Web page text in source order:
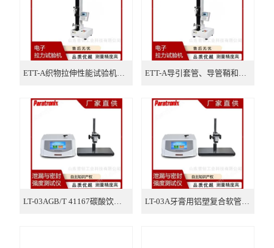
包装检测仪器
纸张纸箱检测仪器
胶黏剂检测仪器
瓶类检测仪器
口罩检测仪器
气相色谱仪
ETT-A织物拉伸性能试验机断裂伸长率测定仪 ETT-A导引套管、导管鞘和扩张器峰值拉力试验机
LT-03AGB/T 41167碳酸饮品瓶耐内压破裂强度测试仪 LT-03A牙膏用铝塑复合软管帽盖与管肩密封性测试仪